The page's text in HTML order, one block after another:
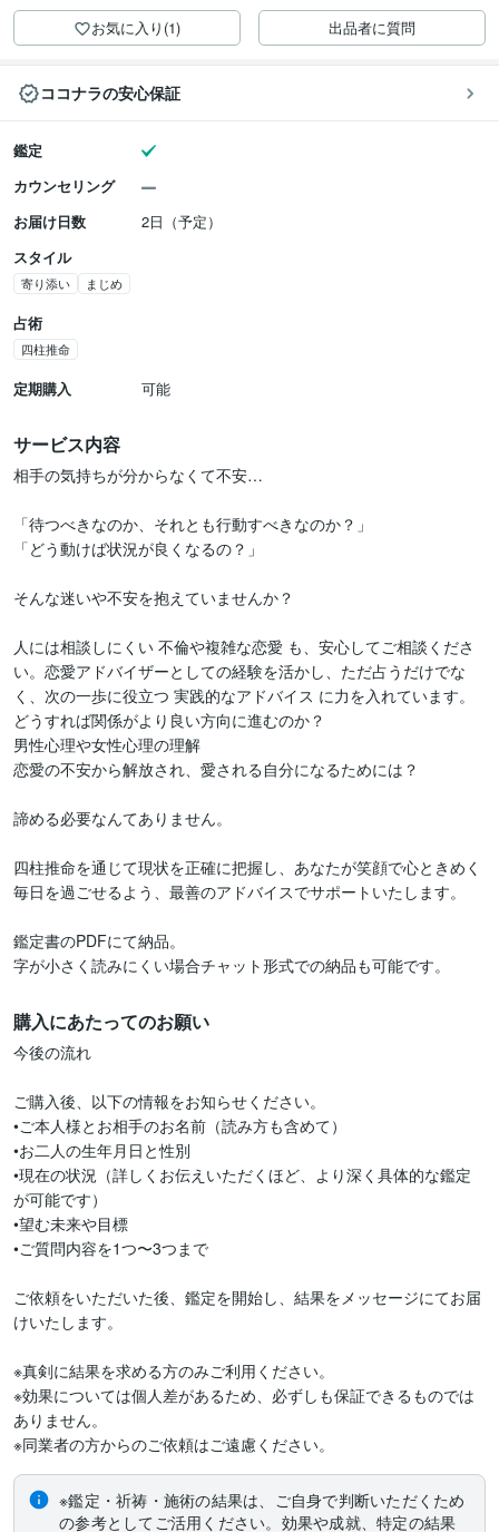
お気に入り(1) 出品者に質問
ココナラの安心保証
鑑定
カウンセリング
お届け日数
2日（予定）
スタイル
寄り添い まじめ
占術
四柱推命
定期購入 可能
サービス内容
相手の気持ちが分からなくて不安…
「待つべきなのか、それとも行動すべきなのか？」
「どう動けば状況が良くなるの？」
そんな迷いや不安を抱えていませんか？
人には相談しにくい 不倫や複雑な恋愛 も、安心してご相談くださ
い。恋愛アドバイザーとしての経験を活かし、ただ占うだけでな
く、次の一歩に役立つ 実践的なアドバイス に力を入れています。
どうすれば関係がより良い方向に進むのか？
男性心理や女性心理の理解
恋愛の不安から解放され、愛される自分になるためには？
諦める必要なんてありません。
四柱推命を通じて現状を正確に把握し、あなたが笑顔で心ときめく
毎日を過ごせるよう、最善のアドバイスでサポートいたします。
鑑定書のPDFにて納品。
字が小さく読みにくい場合チャット形式での納品も可能です。
購入にあたってのお願い
今後の流れ
ご購入後、以下の情報をお知らせください。
•ご本人様とお相手のお名前（読み方も含めて）
•お二人の生年月日と性別
•現在の状況（詳しくお伝えいただくほど、より深く具体的な鑑定
が可能です）
•望む未来や目標
•ご質問内容を1つ〜3つまで
ご依頼をいただいた後、鑑定を開始し、結果をメッセージにてお届
けいたします。
※真剣に結果を求める方のみご利用ください。
※効果については個人差があるため、必ずしも保証できるものでは
ありません。
※同業者の方からのご依頼はご遠慮ください。
※鑑定・祈祷・施術の結果は、ご自身で判断いただくため
の参考としてご活用ください。効果や成就、特定の結果